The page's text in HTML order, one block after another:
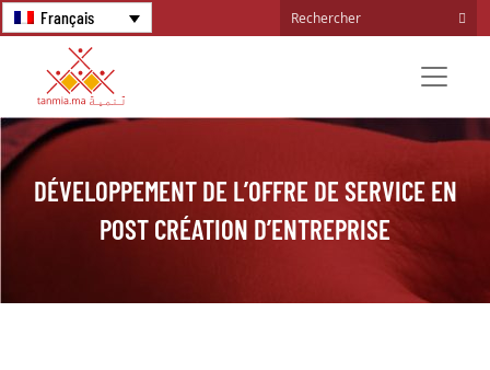
Français
DÉVELOPPEMENT DE L’OFFRE DE SERVICE EN
POST CRÉATION D’ENTREPRISE